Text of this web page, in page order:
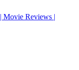
Movie Reviews |